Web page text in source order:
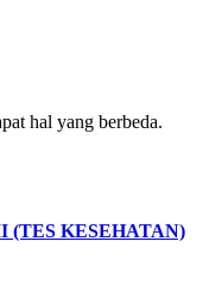
hal yang berbeda.
(TES KESEHATAN)